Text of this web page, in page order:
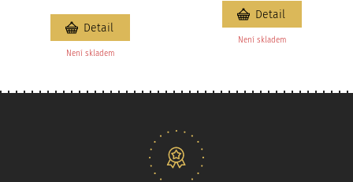
Není skladem
Detail
Není skladem
Detail